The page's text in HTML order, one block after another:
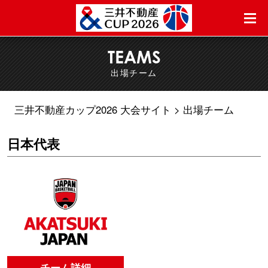
TEAMS
出場チーム
三井不動産カップ2026 大会サイト 出場チーム
日本代表